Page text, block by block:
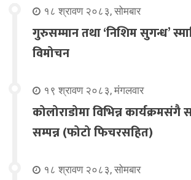
१८ श्रावण २०८३, सोमबार
गुरुसम्मान तथा ‘निशिम सुगन्ध’
विमोचन
१९ श्रावण २०८३, मंगलवार
कोलोराडोमा विभिन्न
सम्पन्न (फोटो फिचरसहित)
१८ श्रावण २०८३, सोमबार